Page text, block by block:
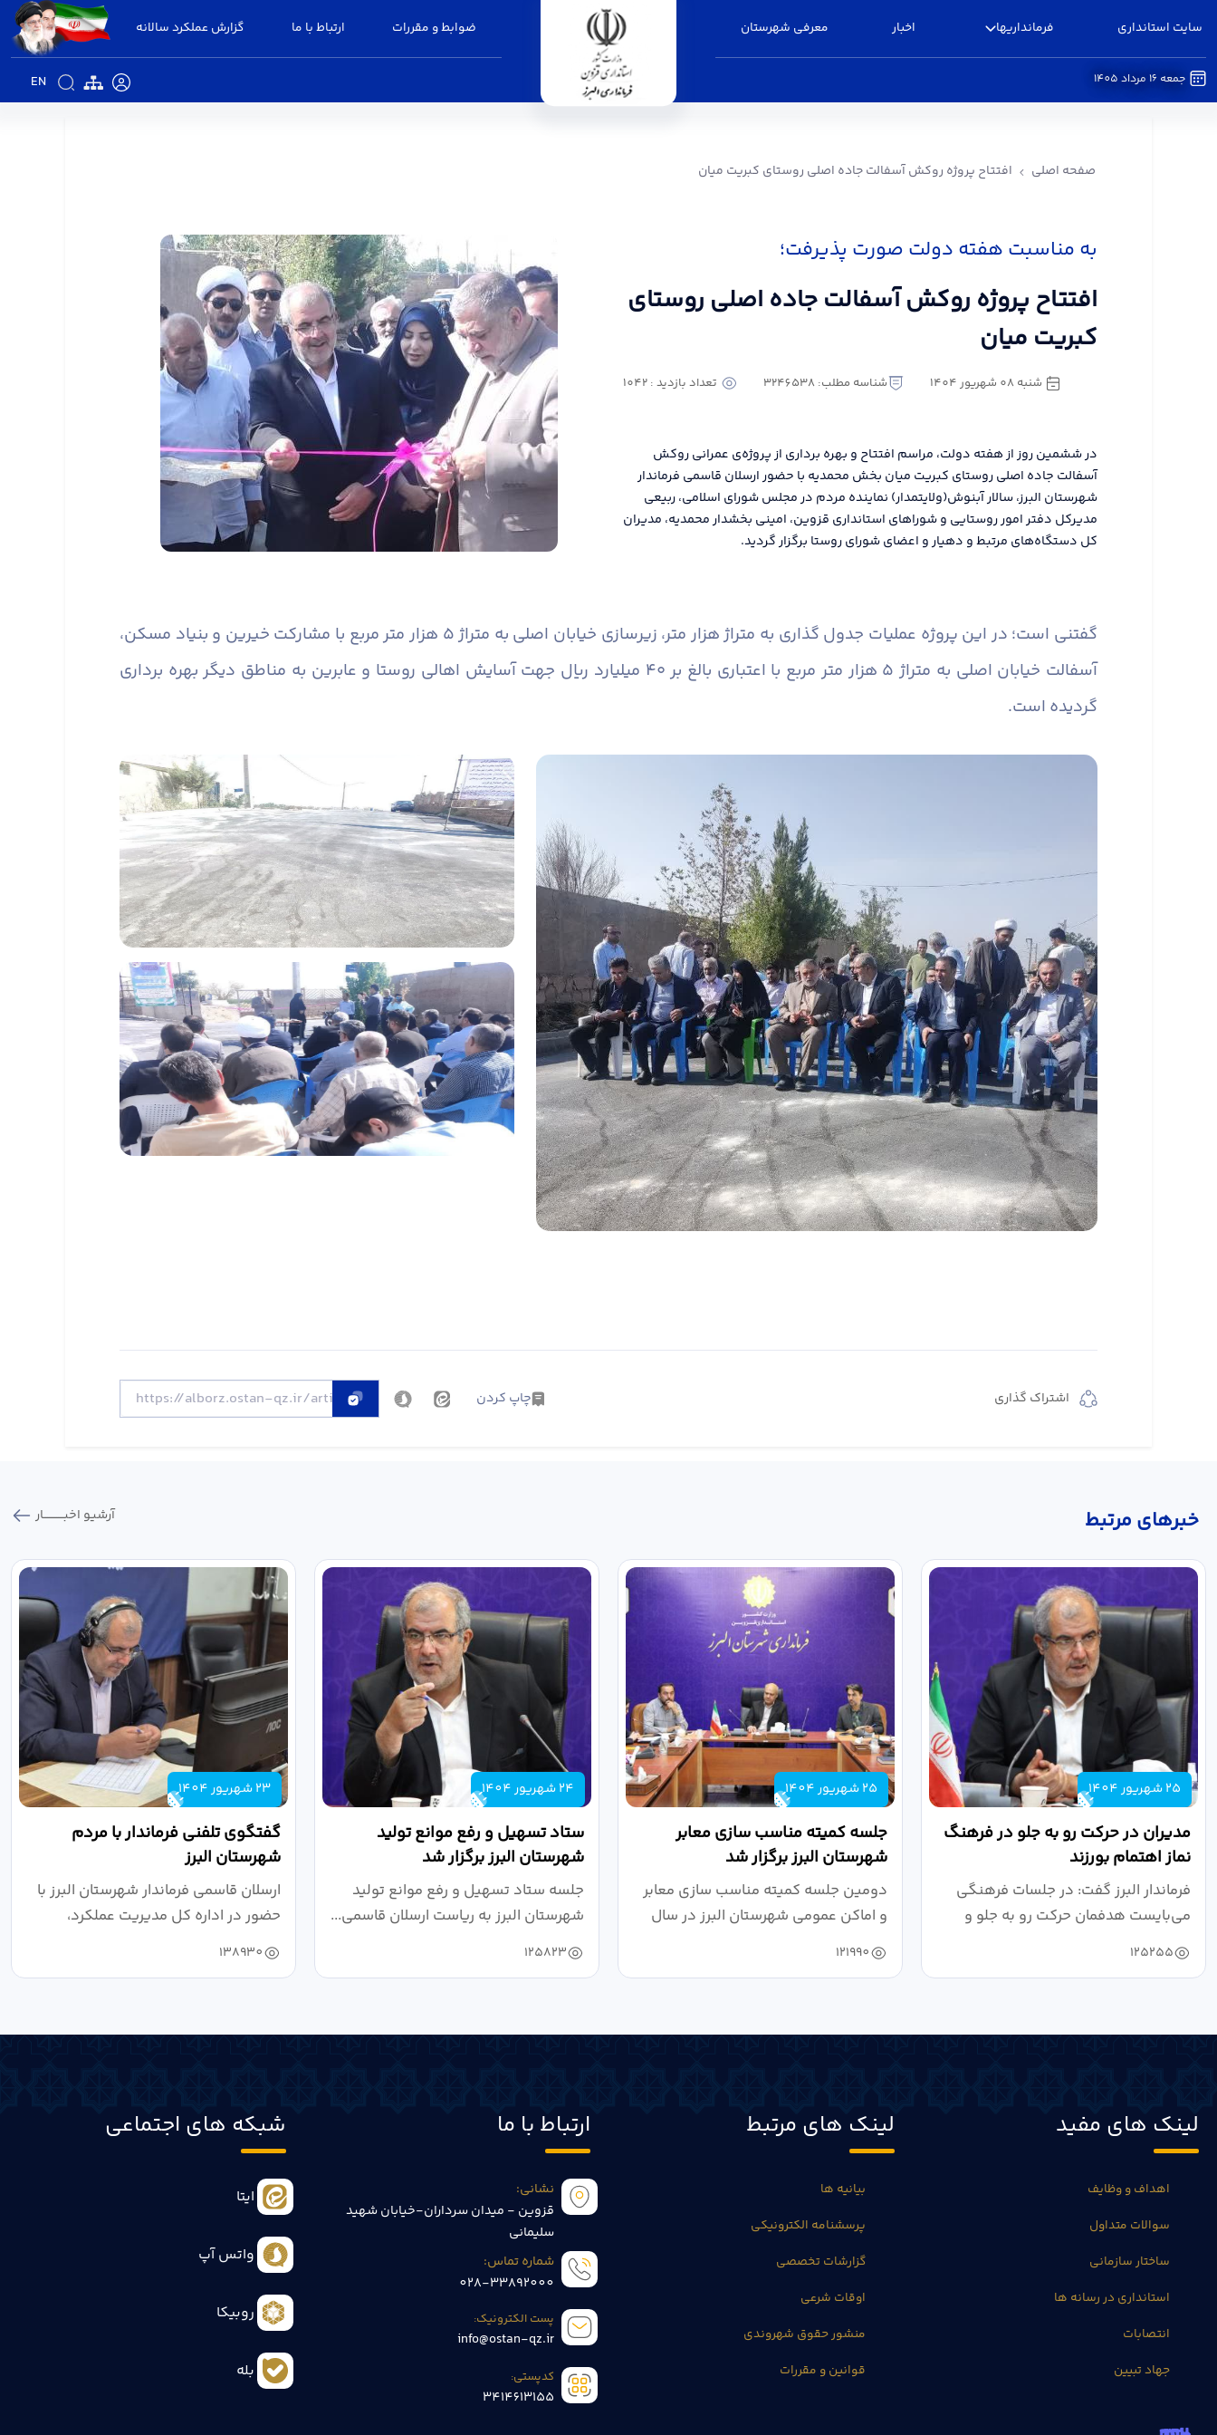
سایت استانداری فرمانداریها اخبار معرفی شهرستان ضوابط و مقررات ارتباط با ما گزارش عملکرد سالانه
EN جمعه 16 مرداد 1405
صفحه اصلی افتتاح پروژه روکش آسفالت جاده اصلی روستای کبریت میان
به مناسبت هفته دولت صورت پذیرفت؛
افتتاح پروژه روکش آسفالت جاده اصلی روستای
کبریت میان
شنبه 08 شهریور 1404 شناسه مطلب: 3246538 تعداد بازدید : 1042
در ششمین روز از هفته دولت، مراسم افتتاح و بهره برداری از پروژه‌‌ی عمرانی روکش
آسفالت جاده اصلی روستای کبریت میان بخش محمدیه با حضور ارسلان قاسمی فرماندار
شهرستان البرز، سالار آبنوش(ولایتمدار) نماینده مردم در مجلس شورای اسلامی، ربیعی
مدیرکل دفتر امور روستایی و شوراهای استانداری قزوین، امینی بخشدار محمدیه، مدیران
کل دستگاه‌های مرتبط و دهیار و اعضای شورای روستا برگزار گردید.
گفتنی است؛ در این پروژه عملیات جدول گذاری به متراژ هزار متر، زیرسازی خیابان اصلی به متراژ ۵ هزار متر مربع با مشارکت خیرین و بنیاد مسکن،
آسفالت خیابان اصلی به متراژ ۵ هزار متر مربع با اعتباری بالغ بر ۴۰ میلیارد ریال جهت آسایش اهالی روستا و عابرین به مناطق دیگر بهره برداری
گردیده است.
اشتراک گذاری چاپ کردن
خبر‌های مرتبط آرشیو اخبـــــــــــار
25 شهریور 1404
مدیران در حرکت رو به جلو در فرهنگ
نماز اهتمام بورزند
فرماندار البرز گفت: در جلسات فرهنگی
می‌بایست هدفمان حرکت رو به جلو و
دستیابی...
125255
25 شهریور 1404
جلسه کمیته مناسب سازی معابر
شهرستان البرز برگزار شد
دومین جلسه کمیته مناسب سازی معابر
و اماکن عمومی شهرستان البرز در سال
۱۴۰۴ به...
121990
24 شهریور 1404
ستاد تسهیل و رفع موانع تولید
شهرستان البرز برگزار شد
جلسه ستاد تسهیل و رفع موانع تولید
شهرستان البرز به ریاست ارسلان قاسمی...
125823
23 شهریور 1404
گفتگوی تلفنی فرماندار با مردم
شهرستان البرز
ارسلان قاسمی فرماندار شهرستان البرز با
حضور در اداره کل مدیریت عملکرد،
بازرسی...
138930
لینک های مفید
اهداف و وظایف
سوالات متداول
ساختار سازمانی
استانداری در رسانه ها
انتصابات
جهاد تبیین
لینک های مرتبط
بیانیه ها
پرسشنامه الکترونیکی
گزارشات تخصصی
اوقات شرعی
منشور حقوق شهروندی
قوانین و مقررات
ارتباط با ما
نشانی:
قزوین - میدان سرداران-خیابان شهید
سلیمانی
شماره تماس:
028-33892000
پست الکترونیک:
info@ostan-qz.ir
کدپستی:
3414613155
شبکه های اجتماعی
ایتا
واتس آپ
روبیکا
بله